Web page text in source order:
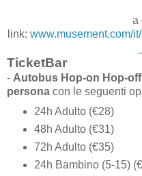
a
link: www.musement.com/
TicketBar
- Autobus Hop-on Hop-
persona con le seguenti
24h Adulto (€28)
48h Adulto (€31)
72h Adulto (€35)
24h Bambino (5-15)